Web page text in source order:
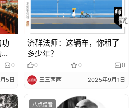
0
5日
济群法师：这辆车，你租了
多少年？
0 0 0
三三两两 2025年9月1日
八点僧音